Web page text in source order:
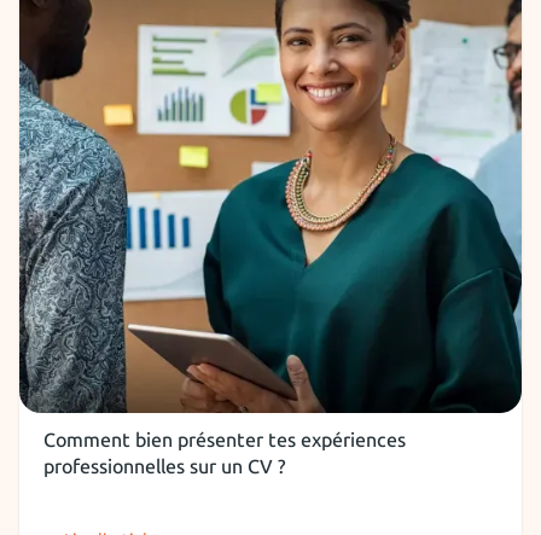
CV
Comment bien présenter tes expériences
professionnelles sur un CV ?